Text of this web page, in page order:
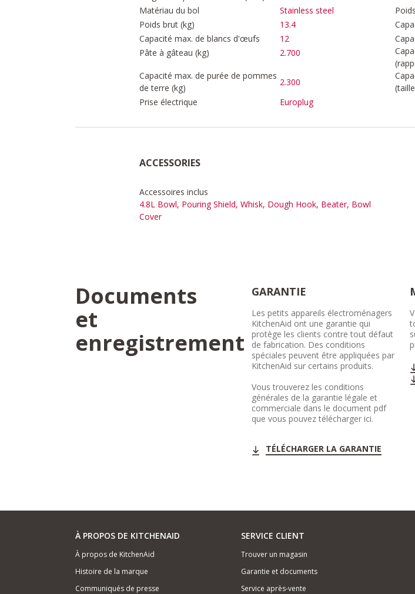
Matériau du bol
Stainless steel
Poids brut (kg)
13.4
Capacité max. de blancs d'œufs
12
Pâte à gâteau (kg)
2.700
Capacité max. de purée de pommes
de terre (kg)
2.300
Prise électrique
Europlug
ACCESSORIES
Accessoires inclus
4.8L Bowl, Pouring Shield, Whisk, Dough Hook, Beater, Bowl
Cover
Documents
et
enregistrement
GARANTIE
Les petits appareils électroménagers
KitchenAid ont une garantie qui
protège les clients contre tout défaut
de fabrication. Des conditions
spéciales peuvent être appliquées par
KitchenAid sur certains produits.
Vous trouverez les conditions
générales de la garantie légale et
commerciale dans le document pdf
que vous pouvez télécharger ici.
TÉLÉCHARGER LA GARANTIE
À PROPOS DE KITCHENAID
À propos de KitchenAid
Histoire de la marque
Communiqués de presse
SERVICE CLIENT
Trouver un magasin
Garantie et documents
Service après-vente